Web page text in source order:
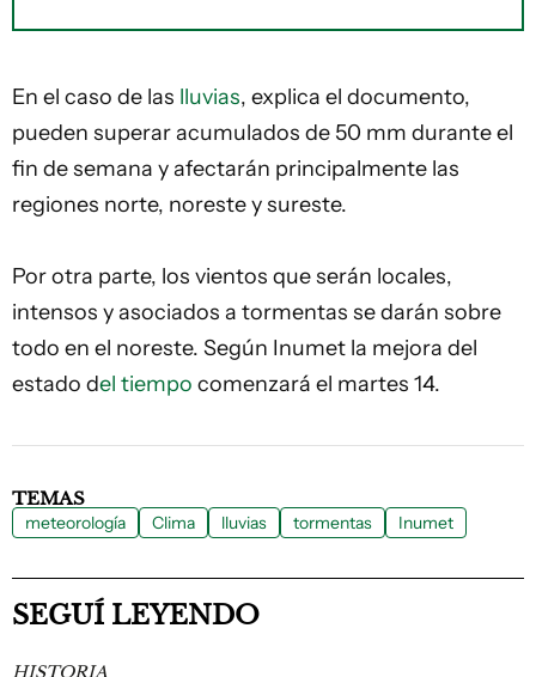
En el caso de las lluvias, explica el documento,
pueden superar acumulados de 50 mm durante el
fin de semana y afectarán principalmente las
regiones norte, noreste y sureste.
Por otra parte, los vientos que serán locales,
intensos y asociados a tormentas se darán sobre
todo en el noreste. Según Inumet la mejora del
estado del tiempo comenzará el martes 14.
TEMAS
meteorología Clima lluvias tormentas Inumet
SEGUÍ LEYENDO
HISTORIA